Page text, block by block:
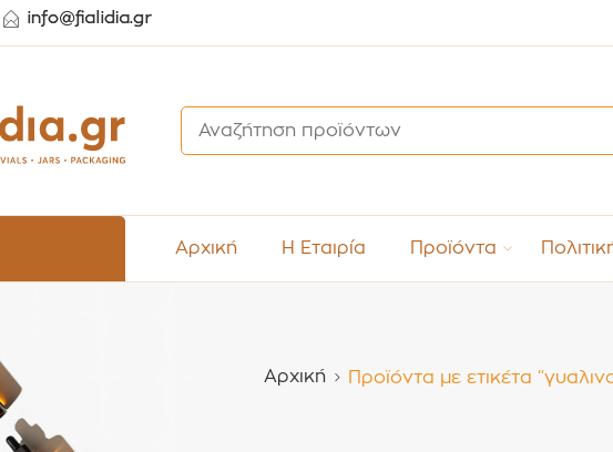
Αρχική Η Εταιρία Προϊόντα
Αρχική Προϊόντα με ετικέτα